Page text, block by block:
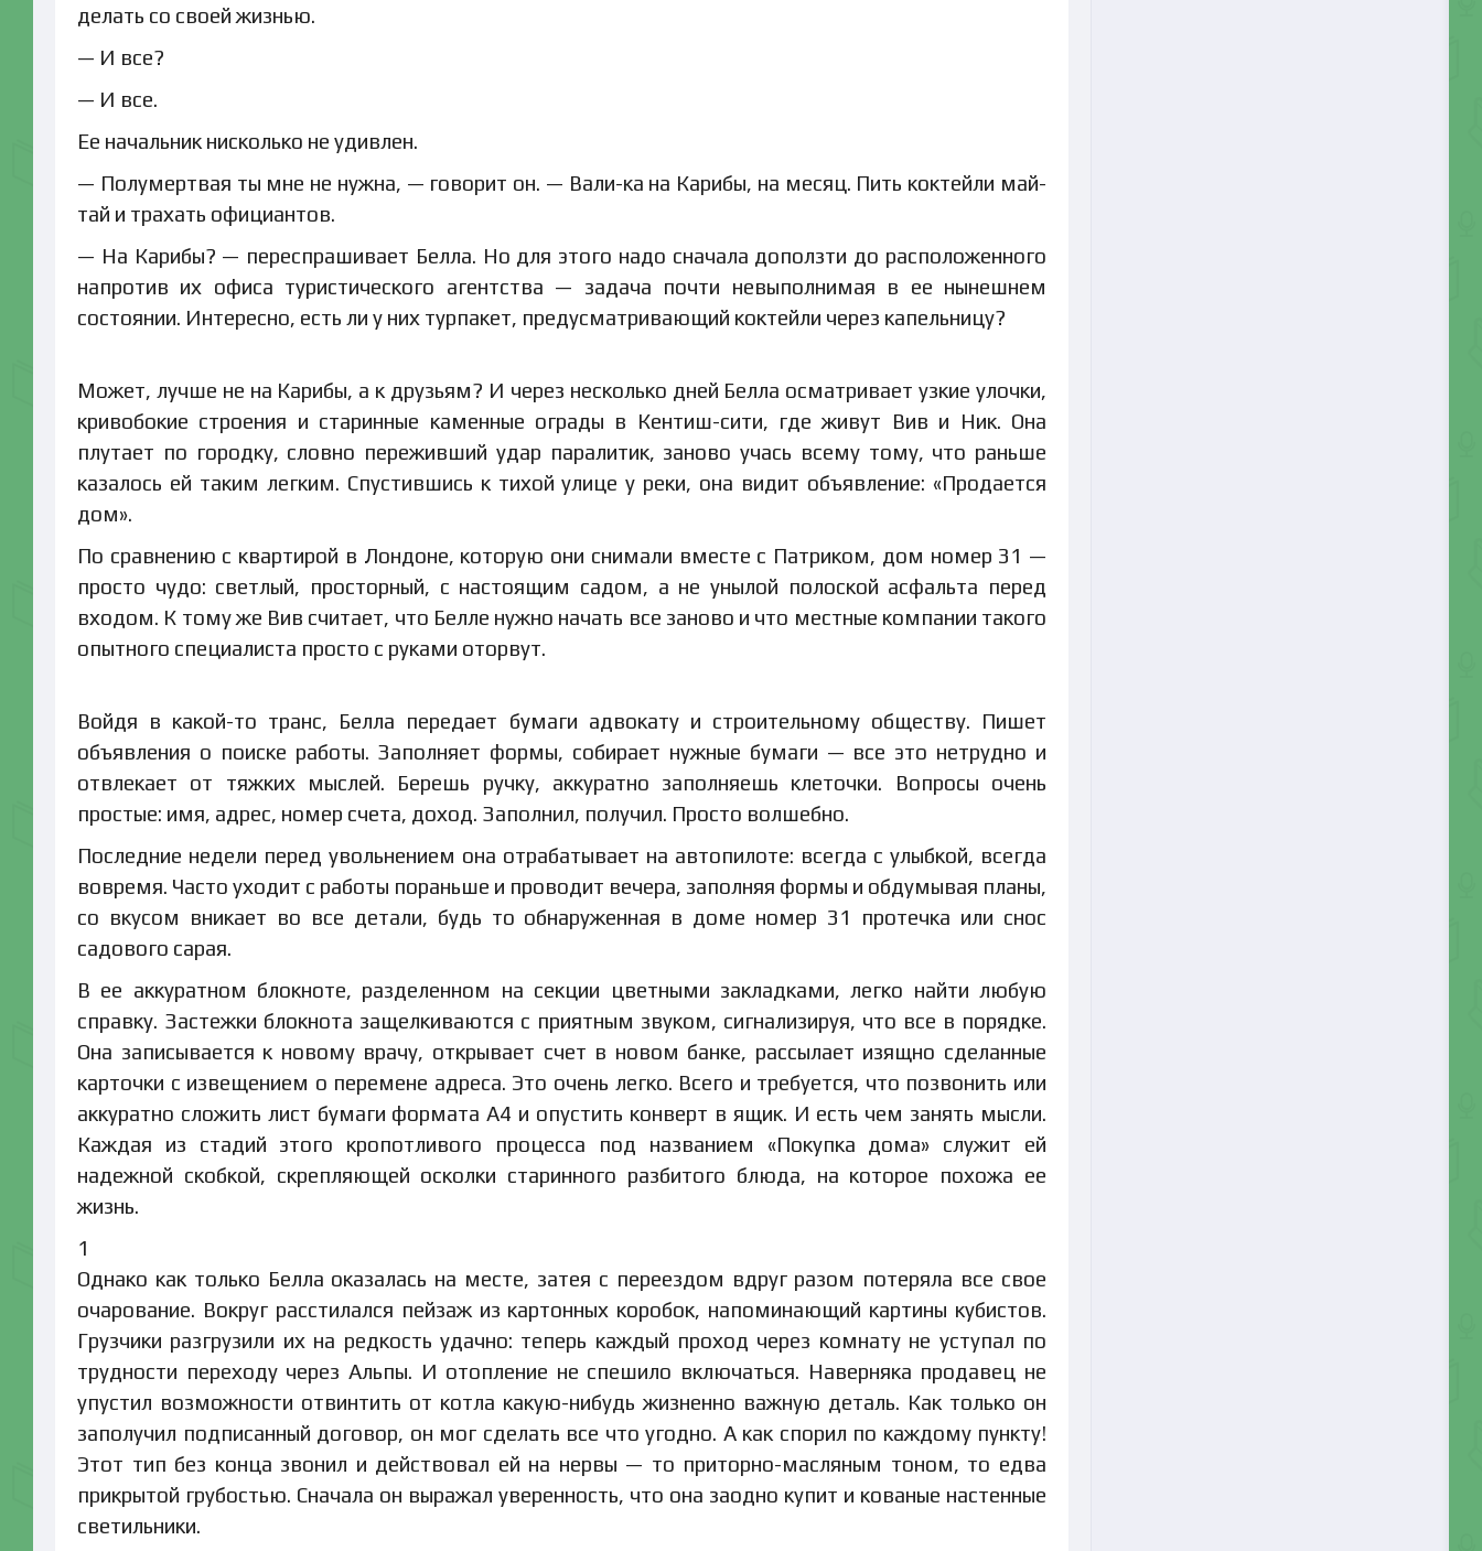
делать со своей жизнью.
— И все?
— И все.
Ее начальник нисколько не удивлен.
— Полумертвая ты мне не нужна, — говорит он. — Вали-ка на Карибы, на месяц. Пить коктейли май-
тай и трахать официантов.
— На Карибы? — переспрашивает Белла. Но для этого надо сначала доползти до расположенного
напротив их офиса туристического агентства — задача почти невыполнимая в ее нынешнем
состоянии. Интересно, есть ли у них турпакет, предусматривающий коктейли через капельницу?
Может, лучше не на Карибы, а к друзьям? И через несколько дней Белла осматривает узкие улочки,
кривобокие строения и старинные каменные ограды в Кентиш-сити, где живут Вив и Ник. Она
плутает по городку, словно переживший удар паралитик, заново учась всему тому, что раньше
казалось ей таким легким. Спустившись к тихой улице у реки, она видит объявление: «Продается
дом».
По сравнению с квартирой в Лондоне, которую они снимали вместе с Патриком, дом номер 31 —
просто чудо: светлый, просторный, с настоящим садом, а не унылой полоской асфальта перед
входом. К тому же Вив считает, что Белле нужно начать все заново и что местные компании такого
опытного специалиста просто с руками оторвут.
Войдя в какой-то транс, Белла передает бумаги адвокату и строительному обществу. Пишет
объявления о поиске работы. Заполняет формы, собирает нужные бумаги — все это нетрудно и
отвлекает от тяжких мыслей. Берешь ручку, аккуратно заполняешь клеточки. Вопросы очень
простые: имя, адрес, номер счета, доход. Заполнил, получил. Просто волшебно.
Последние недели перед увольнением она отрабатывает на автопилоте: всегда с улыбкой, всегда
вовремя. Часто уходит с работы пораньше и проводит вечера, заполняя формы и обдумывая планы,
со вкусом вникает во все детали, будь то обнаруженная в доме номер 31 протечка или снос
садового сарая.
В ее аккуратном блокноте, разделенном на секции цветными закладками, легко найти любую
справку. Застежки блокнота защелкиваются с приятным звуком, сигнализируя, что все в порядке.
Она записывается к новому врачу, открывает счет в новом банке, рассылает изящно сделанные
карточки с извещением о перемене адреса. Это очень легко. Всего и требуется, что позвонить или
аккуратно сложить лист бумаги формата А4 и опустить конверт в ящик. И есть чем занять мысли.
Каждая из стадий этого кропотливого процесса под названием «Покупка дома» служит ей
надежной скобкой, скрепляющей осколки старинного разбитого блюда, на которое похожа ее
жизнь.
1
Однако как только Белла оказалась на месте, затея с переездом вдруг разом потеряла все свое
очарование. Вокруг расстилался пейзаж из картонных коробок, напоминающий картины кубистов.
Грузчики разгрузили их на редкость удачно: теперь каждый проход через комнату не уступал по
трудности переходу через Альпы. И отопление не спешило включаться. Наверняка продавец не
упустил возможности отвинтить от котла какую-нибудь жизненно важную деталь. Как только он
заполучил подписанный договор, он мог сделать все что угодно. А как спорил по каждому пункту!
Этот тип без конца звонил и действовал ей на нервы — то приторно-масляным тоном, то едва
прикрытой грубостью. Сначала он выражал уверенность, что она заодно купит и кованые настенные
светильники.